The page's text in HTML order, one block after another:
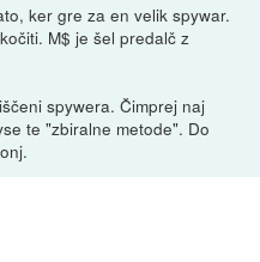
ker gre za en velik spywar.
M$ je šel predalč z
spywera. Čimprej naj
te "zbiralne metode". Do